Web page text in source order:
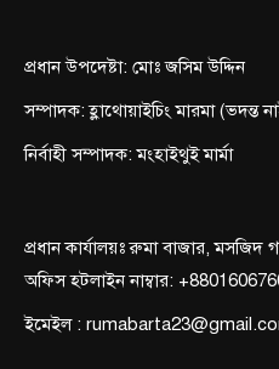
প্রধান উপদেষ্টা: মোঃ জসিম উদ্দিন
সম্পাদক: হ্লাথোয়াইচিং মারমা (ভদন্ত
নির্বাহী সম্পাদক: মংহাইথুই মার্মা
প্রধান কার্যালয়ঃ রুমা বাজার, মসজিদ
অফিস হটলাইন নাম্বার:
ইমেইল :